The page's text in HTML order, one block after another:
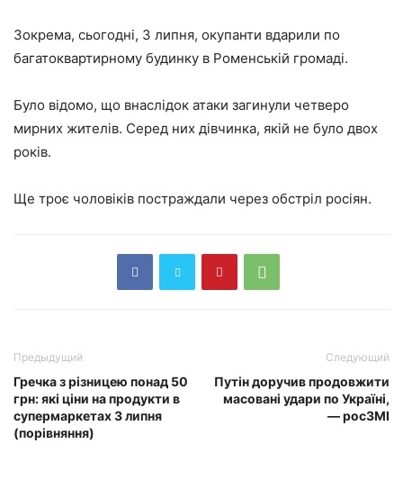
Зокрема, сьогодні, 3 липня, окупанти вдарили по
багатоквартирному будинку в Роменській громаді.
Було відомо, що внаслідок атаки загинули четверо
мирних жителів. Серед них дівчинка, якій не було двох
років.
Ще троє чоловіків постраждали через обстріл росіян.
Предыдущий
Гречка з різницею понад 50
грн: які ціни на продукти в
супермаркетах 3 липня
(порівняння)
Следующий
Путін доручив продовжити
масовані удари по Україні,
— росЗМІ